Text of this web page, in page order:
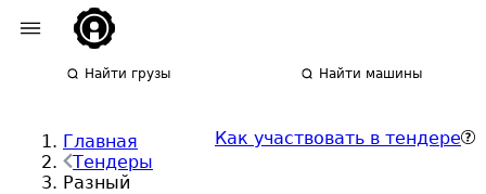
Найти грузы Найти машины
Главная
Тендеры
Разный
Как участвовать в тендере